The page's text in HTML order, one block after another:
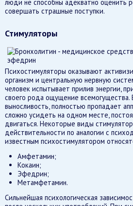
люди не способны адекватно оценить
совершать страшные поступки.
Стимуляторы
Психостимуляторы оказывают
организм и центральную нервную
человек испытывает прилив энергии,
своего рода ощущение всемогущества.
выносливость, полностью пропадает
сложно усидеть на одном месте,
двигаться. Некоторые виды
действительности по аналогии с
известным психостимулятором
Амфетамин;
Кокаин;
Эфедрин;
Метамфетамин.
Сильнейшая психологическая